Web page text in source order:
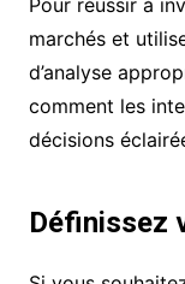
Pour réussir à
marchés et
d’analyse
comment les
décisions
Définissez